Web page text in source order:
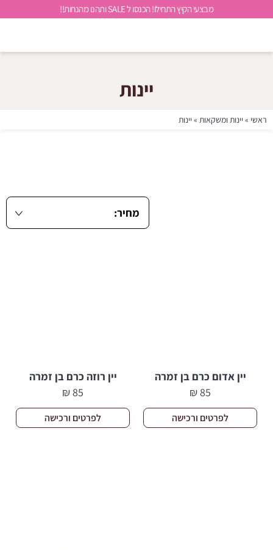
מבצעי הקיץ התחילו! הכנסו ל SALE ותהנו מהנחות!!
יינות
ראשי »יינות ומשקאות »יינות
יין אדום כרם בן זמרה
85
₪
לפרטים ורכישה
יין רוזה כרם בן זמרה
85
₪
לפרטים ורכישה